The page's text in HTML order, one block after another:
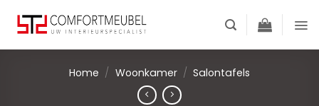
content
Home / Woonkamer / Salontafels